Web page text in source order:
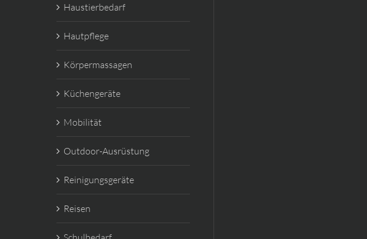
Haustierbedarf
Hautpflege
Körpermassagen
Küchengeräte
Mobilität
Outdoor-Ausrüstung
Reinigungsgeräte
Reisen